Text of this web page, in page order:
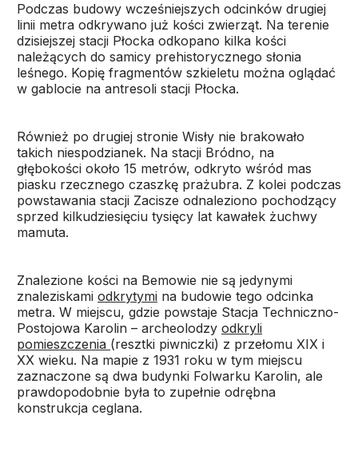
Podczas budowy wcześniejszych odcinków drugiej
linii metra odkrywano już kości zwierząt. Na terenie
dzisiejszej stacji Płocka odkopano kilka kości
należących do samicy prehistorycznego słonia
leśnego. Kopię fragmentów szkieletu można oglądać
w gablocie na antresoli stacji Płocka.
Również po drugiej stronie Wisły nie brakowało
takich niespodzianek. Na stacji Bródno, na
głębokości około 15 metrów, odkryto wśród mas
piasku rzecznego czaszkę prażubra. Z kolei podczas
powstawania stacji Zacisze odnaleziono pochodzący
sprzed kilkudziesięciu tysięcy lat kawałek żuchwy
mamuta.
Znalezione kości na Bemowie nie są jedynymi
znaleziskami odkrytymi na budowie tego odcinka
metra. W miejscu, gdzie powstaje Stacja Techniczno-
Postojowa Karolin – archeolodzy odkryli
pomieszczenia (resztki piwniczki) z przełomu XIX i
XX wieku. Na mapie z 1931 roku w tym miejscu
zaznaczone są dwa budynki Folwarku Karolin, ale
prawdopodobnie była to zupełnie odrębna
konstrukcja ceglana.